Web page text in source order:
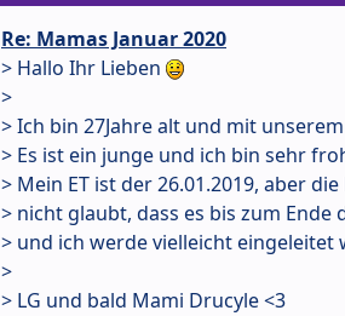
Re: Mamas Januar 2020
> Hallo Ihr Lieben
>
> Ich bin 27Jahre alt und mit
> Es ist ein junge und ich bin sehr
> Mein ET ist der 26.01.2019, aber
> nicht glaubt, dass es bis zum
> und ich werde vielleicht eingeleitet
>
> LG und bald Mami Drucyle <3